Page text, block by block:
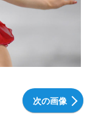
次の画像